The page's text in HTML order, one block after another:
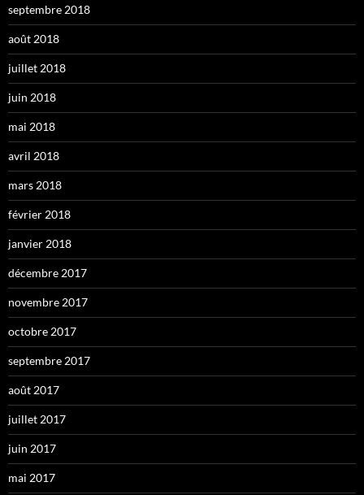
septembre 2018
août 2018
juillet 2018
juin 2018
mai 2018
avril 2018
mars 2018
février 2018
janvier 2018
décembre 2017
novembre 2017
octobre 2017
septembre 2017
août 2017
juillet 2017
juin 2017
mai 2017